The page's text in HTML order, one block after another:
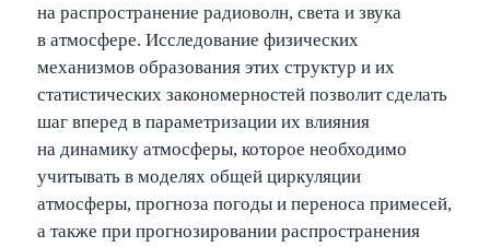
на распространение радиоволн, света и звука
в атмосфере. Исследование физических
механизмов образования этих структур и их
статистических закономерностей позволит сделать
шаг вперед в параметризации их влияния
на динамику атмосферы, которое необходимо
учитывать в моделях общей циркуляции
атмосферы, прогноза погоды и переноса примесей,
а также при прогнозировании распространения